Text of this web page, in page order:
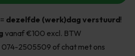
dezelfde (werk)dag verstuurd!
vanaf €100 excl. BTW
074-2505509 of chat met ons